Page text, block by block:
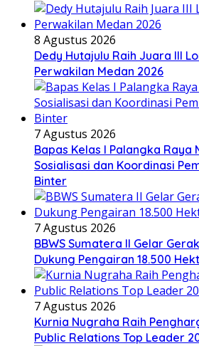
8 Agustus 2026
Dedy Hutajulu Raih Juara III
Perwakilan Medan 2026
7 Agustus 2026
Bapas Kelas I Palangka Raya
Sosialisasi dan Koordinasi
Binter
7 Agustus 2026
BBWS Sumatera II Gelar
Dukung Pengairan 18.500
7 Agustus 2026
Kurnia Nugraha Raih
Public Relations Top Leader